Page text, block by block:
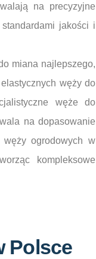
na precyzyjne
jakości i
miana najlepszego,
węży do
węże do
na dopasowanie
węży ogrodowych w
kompleksowe
Polsce